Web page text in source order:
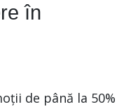
în
de până la 50%